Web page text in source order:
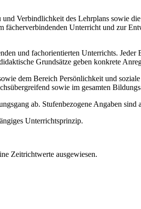
Verbindlichkeit des Lehrplans sowie
fächerverbindenden Unterricht und zur
und fachorientierten Unterrichts.
Grundsätze geben konkrete
dem Bereich Persönlichkeit und
sowie im gesamten
ab. Stufenbezogene Angaben
Unterrichtsprinzip.
Zeitrichtwerte ausgewiesen.